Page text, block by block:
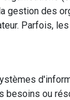
gestion des
Parfois,
besoins ou